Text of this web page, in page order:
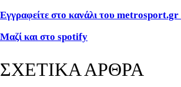
Εγγραφείτε στο κανάλι του
Μαζί και στο spotify
ΣΧΕΤΙΚΑ ΑΡΘΡΑ